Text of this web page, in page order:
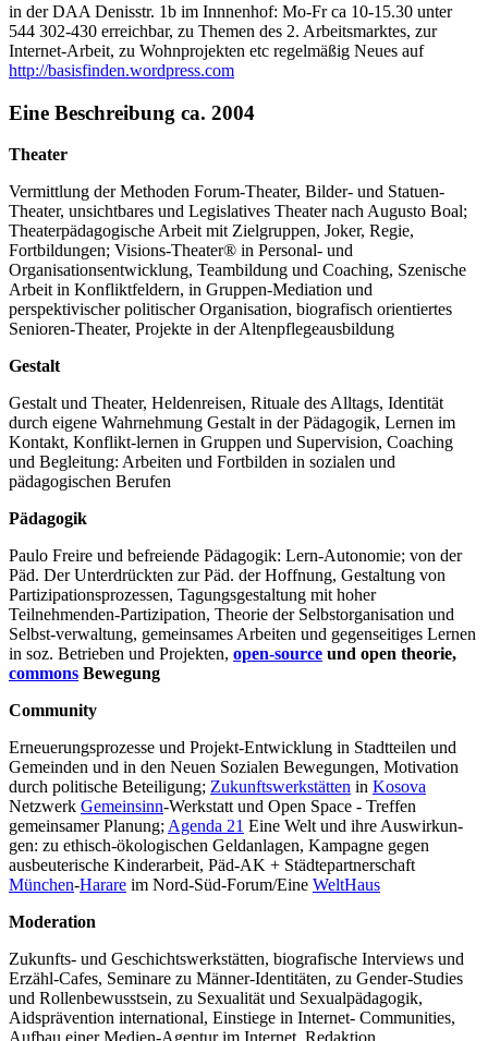
in der DAA Denisstr. 1b im Innnenhof: Mo-Fr ca 10-15.30 unter
544 302-430 erreichbar, zu Themen des 2. Arbeitsmarktes, zur
Internet-Arbeit, zu Wohnprojekten etc regelmäßig Neues auf
http://basisfinden.wordpress.com
Eine Beschreibung ca. 2004
Theater
Vermittlung der Methoden Forum-Theater, Bilder- und Statuen-
Theater, unsichtbares und Legislatives Theater nach Augusto Boal;
Theaterpädagogische Arbeit mit Zielgruppen, Joker, Regie,
Fortbildungen; Visions-Theater® in Personal- und
Organisationsentwicklung, Teambildung und Coaching, Szenische
Arbeit in Konfliktfeldern, in Gruppen-Mediation und
perspektivischer politischer Organisation, biografisch orientiertes
Senioren-Theater, Projekte in der Altenpflegeausbildung
Gestalt
Gestalt und Theater, Heldenreisen, Rituale des Alltags, Identität
durch eigene Wahrnehmung Gestalt in der Pädagogik, Lernen im
Kontakt, Konflikt-lernen in Gruppen und Supervision, Coaching
und Begleitung: Arbeiten und Fort­bilden in sozialen und
pädagogischen Berufen
Pädagogik
Paulo Freire und befreiende Pädagogik: Lern-Autonomie; von der
Päd. Der Unterdrückten zur Päd. der Hoffnung, Gestaltung von
Partizipations­prozessen, Tagungsgestaltung mit hoher
Teilnehmenden-Partizipation, Theorie der Selbstorganisation und
Selbst-verwaltung, gemeinsames Arbeiten und gegenseitiges Lernen
in soz. Betrieben und Projekten, open-source und open theorie,
commons Bewegung
Community
Erneuerungsprozesse und Projekt-Entwicklung in Stadtteilen und
Gemeinden und in den Neuen Sozialen Bewegungen, Motivation
durch politische Beteiligung; Zukunftswerkstätten in Kosova
Netzwerk Gemeinsinn-Werk­statt und Open Space - Treffen
gemeinsamer Planung; Agenda 21 Eine Welt und ihre Aus­wirkun­
gen: zu ethisch-ökologischen Geld­anlagen, Kampagne gegen
ausbeuterische Kinderarbeit, Päd-AK + Städtepartnerschaft
München-Harare im Nord-Süd-Forum/Eine WeltHaus
Moderation
Zukunfts- und Geschichtswerkstätten, biografische Interviews und
Erzähl-Cafes, Seminare zu Männer-Identitäten, zu Gender-Studies
und Rollenbewusstsein, zu Sexualität und Sexualpädagogik,
Aidsprävention inter­national, Einstiege in Internet- Communities,